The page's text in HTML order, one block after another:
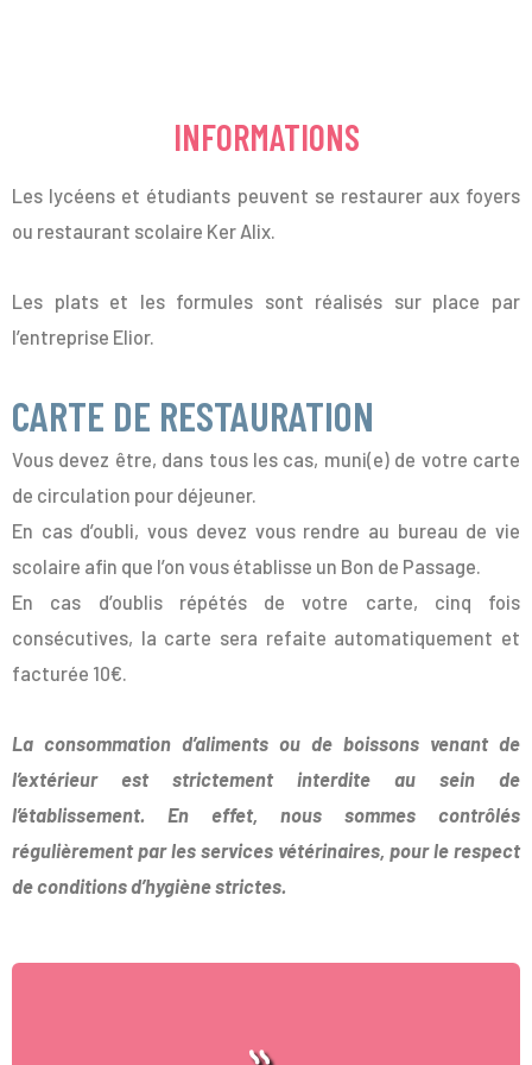
INFORMATIONS
Les lycéens et étudiants peuvent se restaurer aux foyers
ou restaurant scolaire Ker Alix.
Les plats et les formules sont réalisés sur place par
l’entreprise Elior.
CARTE DE RESTAURATION
Vous devez être, dans tous les cas, muni(e) de votre carte
de circulation pour déjeuner.
En cas d’oubli, vous devez vous rendre au bureau de vie
scolaire afin que l’on vous établisse un Bon de Passage.
En cas d’oublis répétés de votre carte, cinq fois
consécutives, la carte sera refaite automatiquement et
facturée 10€.
La consommation d’aliments ou de boissons venant de
l’extérieur est strictement interdite au sein de
l’établissement. En effet, nous sommes contrôlés
régulièrement par les services vétérinaires, pourle respect
de conditions d’hygiène strictes.